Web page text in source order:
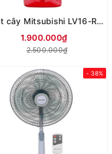
Quạt cây Mitsubishi LV16-RB CY-RD (màu đỏ)
1.900.000₫
2.500.000₫
- 38%